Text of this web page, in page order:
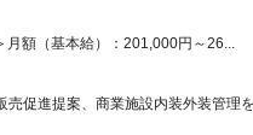
額（基本給）：201,000円～26...
促進提案、商業施設内装外装管理を